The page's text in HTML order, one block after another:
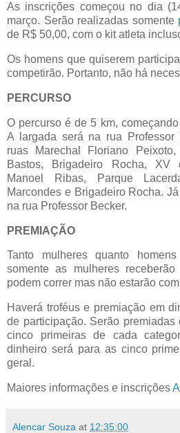
As inscrições começou no dia
março. Serão realizadas somente
de R$ 50,00, com o kit atleta
Os homens que quiserem
competirão. Portanto, não há
PERCURSO
O percurso é de 5 km,
A largada será na rua Professor
ruas Marechal Floriano
Bastos, Brigadeiro Rocha, XV
Manoel Ribas, Parque
Marcondes e Brigadeiro Rocha.
na rua Professor Becker.
PREMIAÇÃO
Tanto mulheres quanto
somente as mulheres
podem correr mas não estarão
Haverá troféus e premiação em
de participação. Serão
cinco primeiras de cada
dinheiro será para as cinco
geral.
Maiores informações e inscrições
Alencar Souza at 12:35:00